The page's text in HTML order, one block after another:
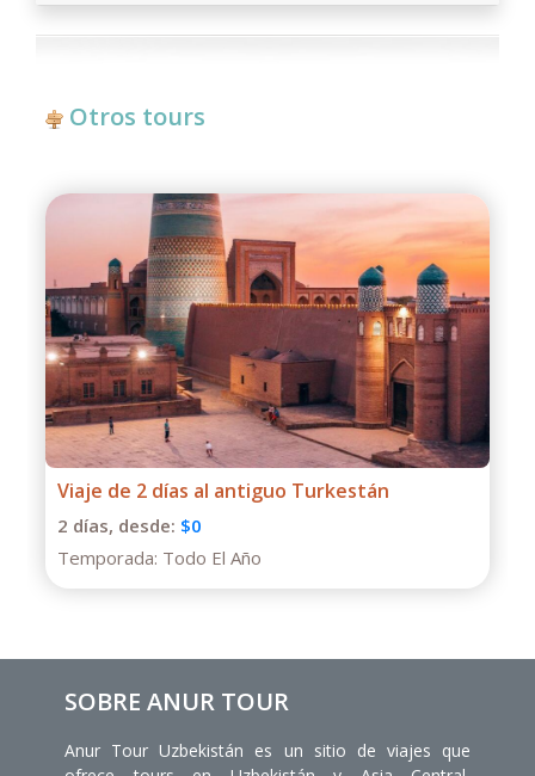
Otros tours
Tour de un día al Cañón Charyn desde
Almaty
1 días, desde:
$130
SOBRE ANUR TOUR
Anur Tour Uzbekistán es un sitio de viajes que